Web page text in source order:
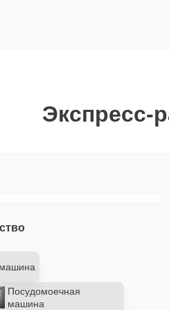
Экспресс-
Посудомоечная
машина